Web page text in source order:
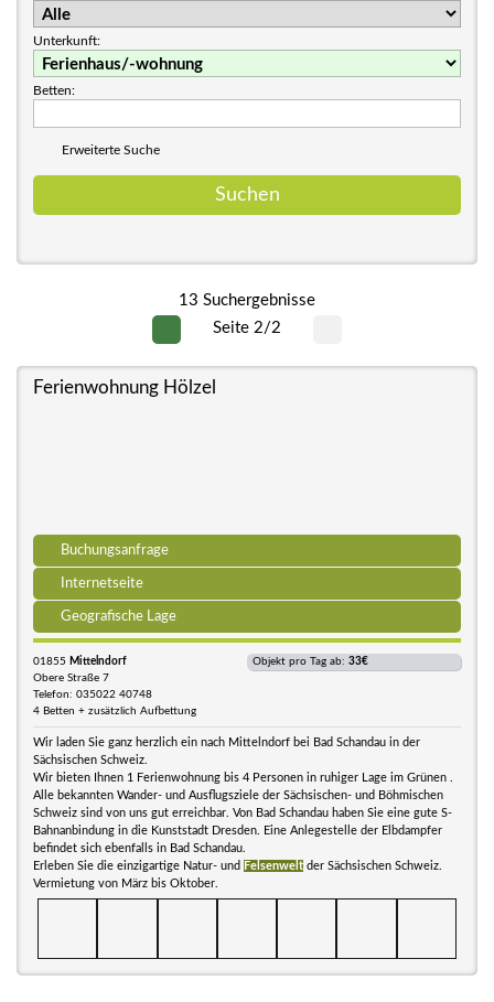
Unterkunft:
Betten:
Erweiterte Suche
13 Suchergebnisse
Seite 2/2
Ferienwohnung Hölzel
Buchungsanfrage
Internetseite
Geografische Lage
01855 Mittelndorf
Obere Straße 7
Telefon: 035022 40748
4 Betten + zusätzlich Aufbettung
Objekt pro Tag ab: 33€
Wir laden Sie ganz herzlich ein nach Mittelndorf bei Bad Schandau in der
Sächsischen Schweiz.
Wir bieten Ihnen 1 Ferienwohnung bis 4 Personen in ruhiger Lage im Grünen .
Alle bekannten Wander- und Ausflugsziele der Sächsischen- und Böhmischen
Schweiz sind von uns gut erreichbar. Von Bad Schandau haben Sie eine gute S-
Bahnanbindung in die Kunststadt Dresden. Eine Anlegestelle der Elbdampfer
befindet sich ebenfalls in Bad Schandau.
Erleben Sie die einzigartige Natur- und Felsenwelt der Sächsischen Schweiz.
Vermietung von März bis Oktober.